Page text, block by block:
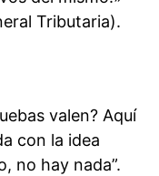
Tributaria).
valen? Aquí
con la idea
no hay nada”.